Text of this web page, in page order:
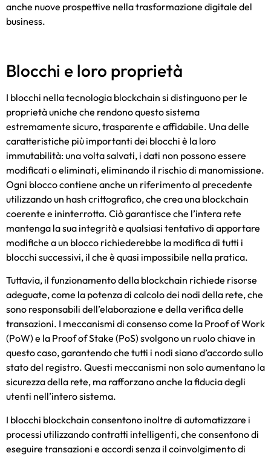
anche nuove prospettive nella trasformazione digitale del
business.
Blocchi e loro proprietà
I blocchi nella tecnologia blockchain si distinguono per le
proprietà uniche che rendono questo sistema
estremamente sicuro, trasparente e affidabile. Una delle
caratteristiche più importanti dei blocchi è la loro
immutabilità: una volta salvati, i dati non possono essere
modificati o eliminati, eliminando il rischio di manomissione.
Ogni blocco contiene anche un riferimento al precedente
utilizzando un hash crittografico, che crea una blockchain
coerente e ininterrotta. Ciò garantisce che l’intera rete
mantenga la sua integrità e qualsiasi tentativo di apportare
modifiche a un blocco richiederebbe la modifica di tutti i
blocchi successivi, il che è quasi impossibile nella pratica.
Tuttavia, il funzionamento della blockchain richiede risorse
adeguate, come la potenza di calcolo dei nodi della rete, che
sono responsabili dell’elaborazione e della verifica delle
transazioni. I meccanismi di consenso come la Proof of Work
(PoW) e la Proof of Stake (PoS) svolgono un ruolo chiave in
questo caso, garantendo che tutti i nodi siano d’accordo sullo
stato del registro. Questi meccanismi non solo aumentano la
sicurezza della rete, ma rafforzano anche la fiducia degli
utenti nell’intero sistema.
I blocchi blockchain consentono inoltre di automatizzare i
processi utilizzando contratti intelligenti, che consentono di
eseguire transazioni e accordi senza il coinvolgimento di